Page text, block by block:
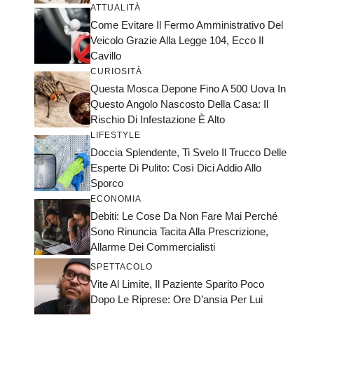
ATTUALITÀ
Come Evitare Il Fermo Amministrativo Del
Veicolo Grazie Alla Legge 104, Ecco Il
Cavillo
CURIOSITÀ
Questa Mosca Depone Fino A 500 Uova In
Questo Angolo Nascosto Della Casa: Il
Rischio Di Infestazione È Alto
LIFESTYLE
Doccia Splendente, Ti Svelo Il Trucco Delle
Esperte Di Pulito: Così Dici Addio Allo
Sporco
ECONOMIA
Debiti: Le Cose Da Non Fare Mai Perché
Sono Rinuncia Tacita Alla Prescrizione,
Allarme Dei Commercialisti
SPETTACOLO
Vite Al Limite, Il Paziente Sparito Poco
Dopo Le Riprese: Ore D’ansia Per Lui